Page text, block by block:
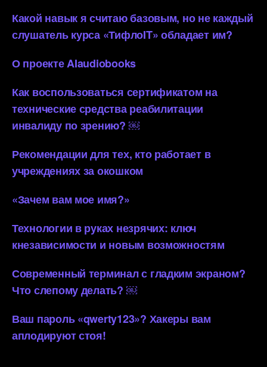
Какой навык я считаю базовым, но не каждый
слушатель курса «ТифлоIT» обладает им?
О проекте AIaudiobooks
Как воспользоваться сертификатом на
технические средства реабилитации
инвалиду по зрению? ￼
Рекомендации для тех, кто работает в
учреждениях за окошком
«Зачем вам мое имя?»
Технологии в руках незрячих: ключ
кнезависимости и новым возможностям
Современный терминал с гладким экраном?
Что слепому делать? ￼
Ваш пароль «qwerty123»? Хакеры вам
аплодируют стоя!